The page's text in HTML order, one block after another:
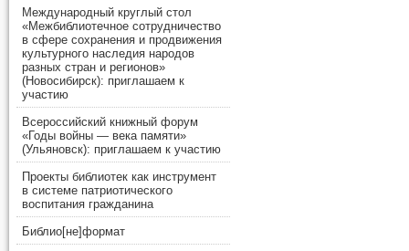
Международный круглый стол
«Межбиблиотечное сотрудничество
в сфере сохранения и продвижения
культурного наследия народов
разных стран и регионов»
(Новосибирск): приглашаем к
участию
Всероссийский книжный форум
«Годы войны — века памяти»
(Ульяновск): приглашаем к участию
Проекты библиотек как инструмент
в системе патриотического
воспитания гражданина
Библио[не]формат